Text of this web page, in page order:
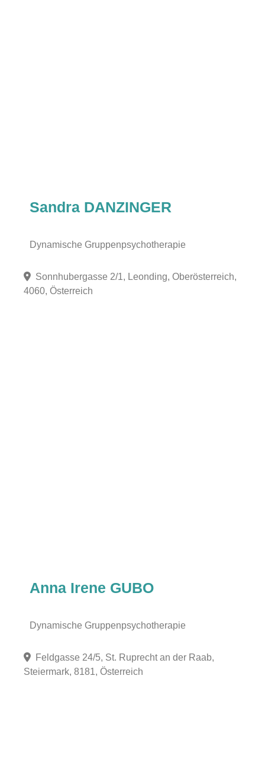
Sandra DANZINGER
Dynamische Gruppenpsychotherapie
Sonnhubergasse 2/1, Leonding, Oberösterreich,
4060, Österreich
Anna Irene GUBO
Dynamische Gruppenpsychotherapie
Feldgasse 24/5, St. Ruprecht an der Raab,
Steiermark, 8181, Österreich